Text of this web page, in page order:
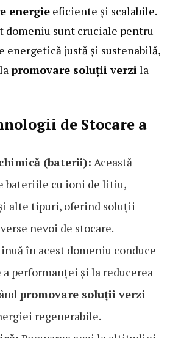
energie eficiente și scalabile.
sunt cruciale pentru
energetică justă și sustenabilă,
promovare soluții verzila
de Stocare a
(baterii): Această
bateriile cu ioni de litiu,
alte tipuri, oferind soluții
nevoi de stocare.
în acest domeniu conduce
performanței și la reducerea
promovare soluții verzi
regenerabile.